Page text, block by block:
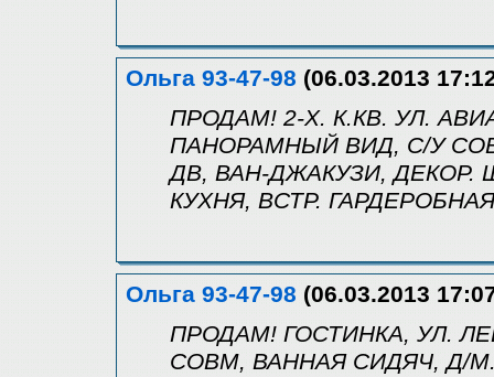
Ольга 93-47-98 (06.03.2013
ПРОДАМ! 2-Х. К.КВ. УЛ.
ПАНОРАМНЫЙ ВИД, С/У
ДВ, ВАН-ДЖАКУЗИ, ДЕКОР.
КУХНЯ, ВСТР.
Ольга 93-47-98 (06.03.2013
ПРОДАМ! ГОСТИНКА, УЛ.
СОВМ, ВАННАЯ СИДЯЧ, Д/М.